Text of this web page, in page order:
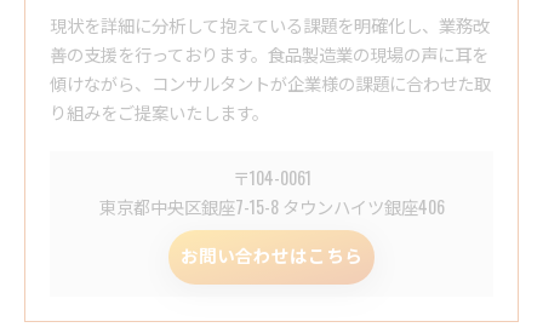
現状を詳細に分析して抱えている課題を明確化し、業務改
善の支援を行っております。食品製造業の現場の声に耳を
傾けながら、コンサルタントが企業様の課題に合わせた取
り組みをご提案いたします。
〒104-0061
東京都中央区銀座7-15-8 タウンハイツ銀座406
お問い合わせはこちら